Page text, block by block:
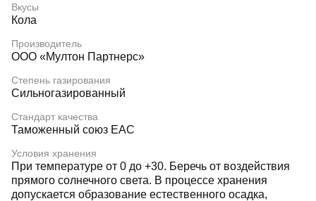
Вкусы
Кола
Производитель
ООО «Мултон Партнерс»
Степень газирования
Сильногазированный
Стандарт качества
Таможенный союз EAC
Условия хранения
При температуре от 0 до +30. Беречь от воздействия
прямого солнечного света. В процессе хранения
допускается образование естественного осадка,